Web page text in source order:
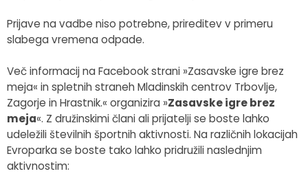
Prijave na vadbe niso potrebne, prireditev v primeru
slabega vremena odpade.
Več informacij na Facebook strani »Zasavske igre brez
meja« in spletnih straneh Mladinskih centrov Trbovlje,
Zagorje in Hrastnik.« organizira »Zasavske igre brez
meja«. Z družinskimi člani ali prijatelji se boste lahko
udeležili številnih športnih aktivnosti. Na različnih lokacijah
Evroparka se boste tako lahko pridružili naslednjim
aktivnostim: